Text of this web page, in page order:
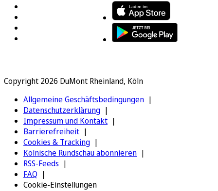
Copyright 2026 DuMont Rheinland, Köln
Allgemeine Geschäftsbedingungen
Datenschutzerklärung
Impressum und Kontakt
Barrierefreiheit
Cookies & Tracking
Kölnische Rundschau abonnieren
RSS-Feeds
FAQ
Cookie-Einstellungen